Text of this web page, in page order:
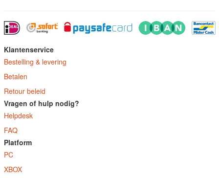
Klantenservice
Bestelling & levering
Betalen
Retour beleid
Vragen of hulp nodig?
Helpdesk
FAQ
Platform
PC
XBOX